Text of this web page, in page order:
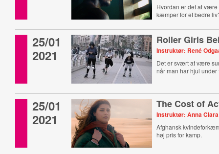
Hvordan er det at
kæmper for et bedre
25/01
2021
Roller Girls
Instruktør: René
Det er svært at være
når man har hjul under
25/01
2021
The Cost of
Instruktør: Anna
Afghansk
høj pris for kamp.